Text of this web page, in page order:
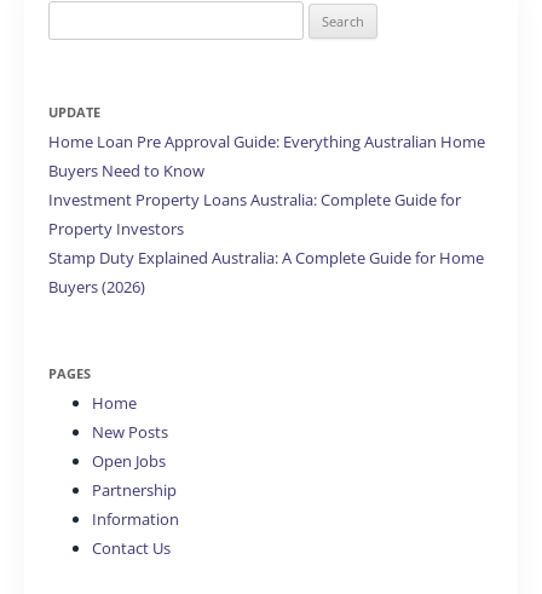
for:
UPDATE
Home Loan Pre Approval Guide: Everything Australian Home
Buyers Need to Know
Investment Property Loans Australia: Complete Guide for
Property Investors
Stamp Duty Explained Australia: A Complete Guide for Home
Buyers (2026)
PAGES
Home
New Posts
Open Jobs
Partnership
Information
Contact Us